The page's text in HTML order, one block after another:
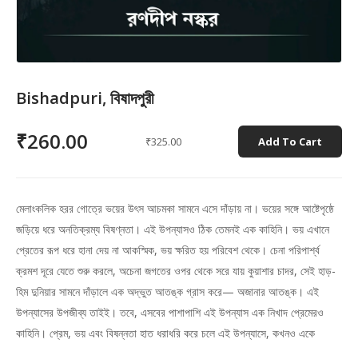
Bishadpuri, বিষাদপুরী
₹260.00 ₹325.00 Add To Cart
মেলাংকলিক হরর গোত্রে ভয়ের উৎস আচমকা সামনে এসে দাঁড়ায় না। ভয়ের সঙ্গে আষ্টেপৃষ্ঠে
জড়িয়ে ধরে অনতিক্রম্য বিষণ্নতা। এই উপন্যাসও ঠিক তেমনই এক কাহিনি। ভয় এখানে
প্রেতের রূপ ধরে হানা দেয় না আকস্মিক, ভয় ক্ষরিত হয় পরিবেশ থেকে। চেনা পরিপার্শ্ব
ক্রমশ দূরে যেতে শুরু করলে, অচেনা জগতের ওপর থেকে সরে যায় কুয়াশার চাদর, সেই হাড়-
হিম দুনিয়ার সামনে দাঁড়ালে এক অদ্ভুত আতঙ্ক গ্রাস করে— অজানার আতঙ্ক। এই
উপন্যাসের উপজীব্য তাইই। তবে, এসবের পাশাপাশি এই উপন্যাস এক নিখাদ প্রেমেরও
কাহিনি। প্রেম, ভয় এবং বিষন্নতা হাত ধরাধরি করে চলে এই উপন্যাসে, কখনও একে